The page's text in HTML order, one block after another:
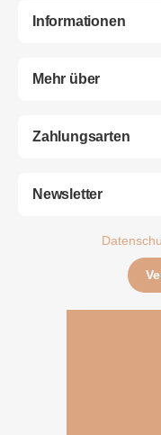
Informationen
Mehr über
Zahlungsarten
Newsletter